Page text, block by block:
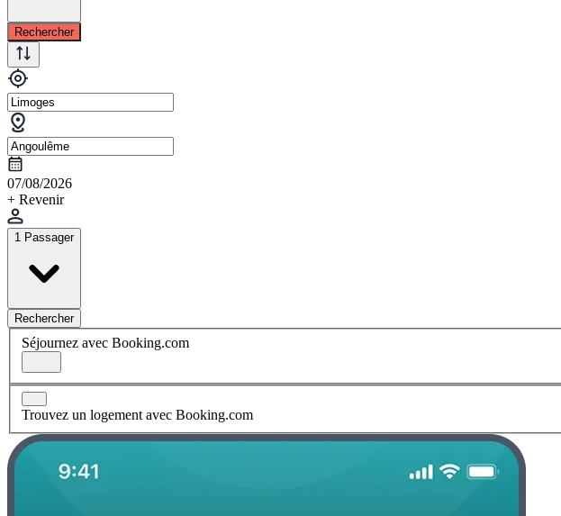
Rechercher
07/08/2026
+ Revenir
1 Passager
Rechercher
Séjournez avec Booking.com
Trouvez un logement avec Booking.com